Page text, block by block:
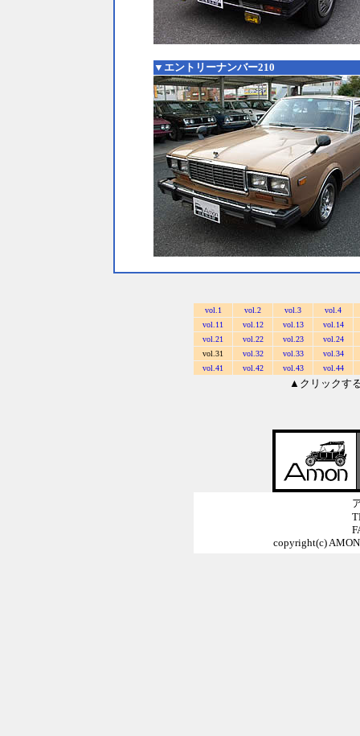
▼エントリーナンバー210
vol.1 vol.2 vol.3
vol.4
vol.11
vol.12 vol.13
vol.14
vol.21
vol.22 vol.23
vol.24
vol.31
vol.32 vol.33
vol.34
vol.41
vol.42 vol.43 vol.44
▲クリックす
copyright(c)